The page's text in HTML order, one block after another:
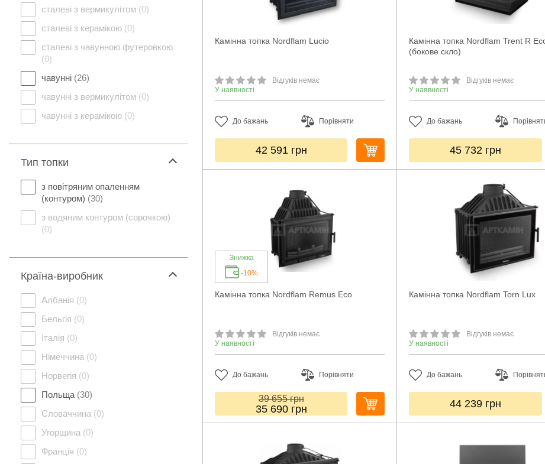
сталеві з вермикулітом (0)
сталеві з керамікою (0)
сталеві з чавунною футеровкою
(0)
чавунні (26)
чавунні з вермикулітом (0)
чавунні з керамікою (0)
Тип топки
з повітряним опаленням
(контуром) (30)
з водяним контуром (сорочкою)
(0)
Країна-виробник
Албанія (0)
Бельгія (0)
Італія (0)
Німеччина (0)
Норвегія (0)
Польща (30)
Словаччина (0)
Угорщина (0)
Франція (0)
Камінна топка Nordflam Lucio
Відгуків немає
У наявності
До бажань Порівняти
42 591 грн
Камінна топка Nordflam Trent R
(бокове скло)
Відгуків немає
У наявності
До бажань
45 732 грн
Знижка
-10%
Камінна топка Nordflam Remus Eco
Відгуків немає
У наявності
До бажань Порівняти
39 655грн
35 690 грн
Камінна топка Nordflam Torn Lux
Відгуків немає
У наявності
До бажань
44 239 грн